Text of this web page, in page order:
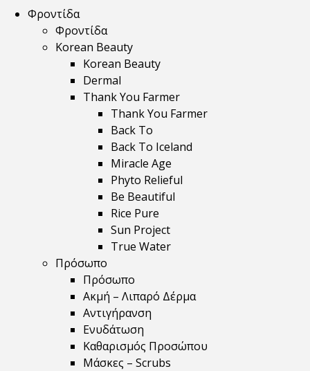
Φροντίδα
Φροντίδα
Korean Beauty
Korean Beauty
Dermal
Thank You Farmer
Thank You Farmer
Back To
Back To Iceland
Miracle Age
Phyto Relieful
Be Beautiful
Rice Pure
Sun Project
True Water
Πρόσωπο
Πρόσωπο
Ακμή – Λιπαρό Δέρμα
Αντιγήρανση
Ενυδάτωση
Καθαρισμός Προσώπου
Μάσκες – Scrubs